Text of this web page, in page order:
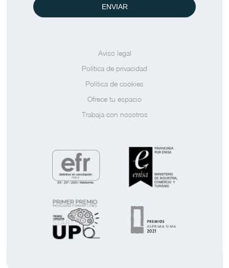
ENVIAR
Aviso legal
Política de privacidad
Política de cookies
Ofrece tu espacio
Trabaja con nosotros